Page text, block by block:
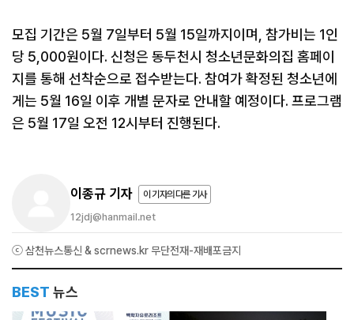
모집 기간은 5월 7일부터 5월 15일까지이며, 참가비는 1인
당 5,000원이다. 신청은 동두천시 청소년문화의집 홈페이
지를 통해 선착순으로 접수받는다. 참여가 확정된 청소년에
게는 5월 16일 이후 개별 문자로 안내할 예정이다. 프로그램
은 5월 17일 오전 12시부터 진행된다.
이종규 기자 이 기자의 다른 기사
12jdj@hanmail.net
ⓒ 삼천뉴스통신 & scrnews.kr 무단전재-재배포금지
BEST 뉴스